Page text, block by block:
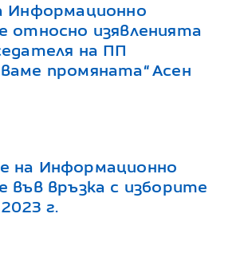
Информационно
относно изявленията
на ПП
промяната“ Асен
на Информационно
във връзка с изборите
г.